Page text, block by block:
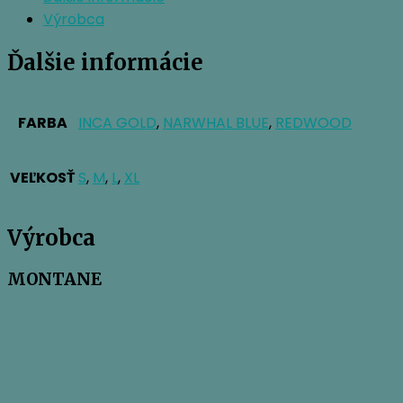
Výrobca
Ďalšie informácie
FARBA INCA GOLD, NARWHAL BLUE, REDWOOD
VEĽKOSŤ S, M, L, XL
Výrobca
MONTANE